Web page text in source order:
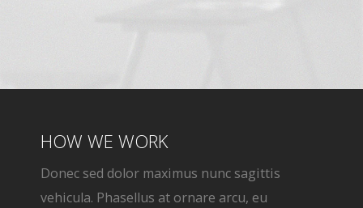
HOW WE WORK
Donec sed dolor maximus nunc sagittis
vehicula. Phasellus at ornare arcu, eu